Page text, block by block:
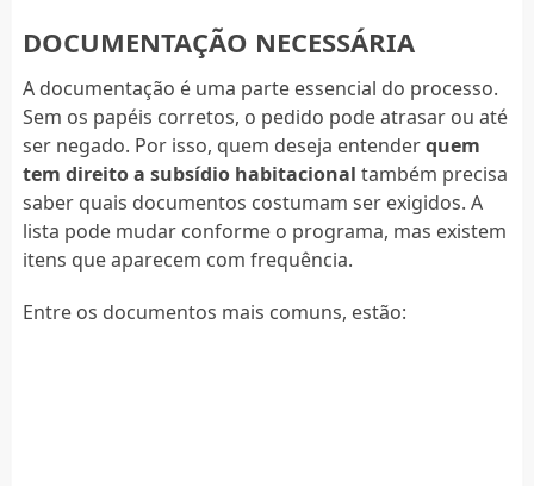
DOCUMENTAÇÃO NECESSÁRIA
A documentação é uma parte essencial do processo.
Sem os papéis corretos, o pedido pode atrasar ou até
ser negado. Por isso, quem deseja entenderquem
tem direito a subsídio habitacional também precisa
saber quais documentos costumam ser exigidos. A
lista pode mudar conforme o programa, mas existem
itens que aparecem com frequência.
Entre os documentos mais comuns, estão: